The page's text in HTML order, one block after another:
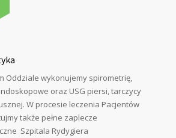
Oddziale wykonujemy spirometrię,
oraz USG piersi, tarczycy
W procesie leczenia Pacjentów
także pełne zaplecze
Szpitala Rydygiera